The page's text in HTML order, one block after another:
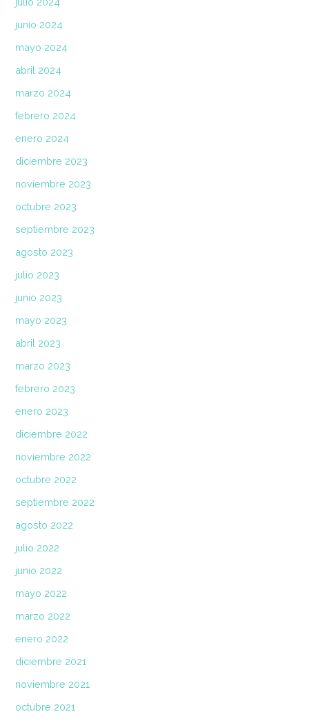
junio 2024
mayo 2024
abril 2024
marzo 2024
febrero 2024
enero 2024
diciembre 2023
noviembre 2023
octubre 2023
septiembre 2023
agosto 2023
julio 2023
junio 2023
mayo 2023
abril 2023
marzo 2023
febrero 2023
enero 2023
diciembre 2022
noviembre 2022
octubre 2022
septiembre 2022
agosto 2022
julio 2022
junio 2022
mayo 2022
marzo 2022
enero 2022
diciembre 2021
noviembre 2021
octubre 2021